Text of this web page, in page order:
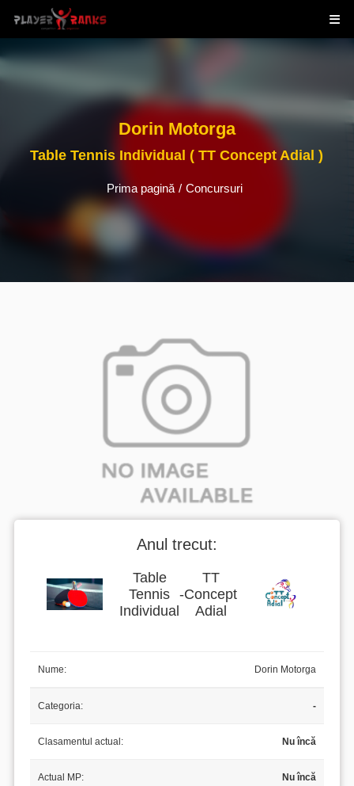
Dorin Motorga
Table Tennis Individual ( TT Concept Adial )
Prima pagină / Concursuri
Anul trecut:
Table
Tennis
Individual
-
TT
Concept
Adial
Nume: Dorin Motorga
Categoria: -
Clasamentul actual: Nu încă
Actual MP: Nu încă